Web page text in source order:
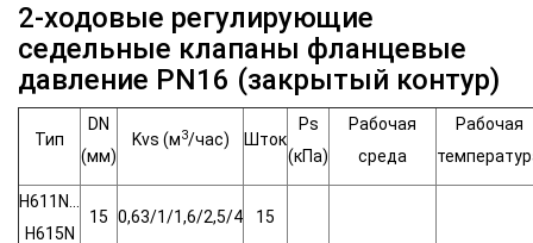
2-ходовые регулирующие
седельные клапаны фланцевые
давление PN16 (закрытый контур)
Тип
DN
(мм)
Kvs (м3/час) Шток
Ps
(кПа)
Рабочая
среда
Рабочая
H611N…
H615N
15 0,63/1/1,6/2,5/4 15